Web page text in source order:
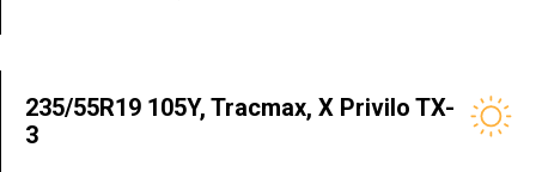
235/55R19 105Y, Tracmax, X Privilo TX-
3